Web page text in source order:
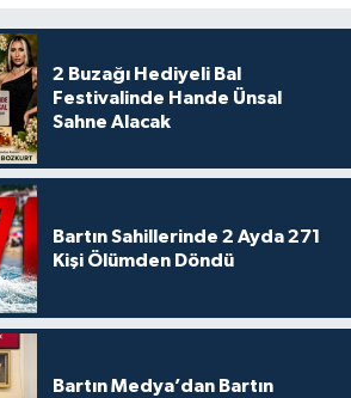
2 Buzağı Hediyeli Bal
Festivalinde Hande Ünsal
Sahne Alacak
Bartın Sahillerinde 2 Ayda 271
Kişi Ölümden Döndü
Bartın Medya’dan Bartın